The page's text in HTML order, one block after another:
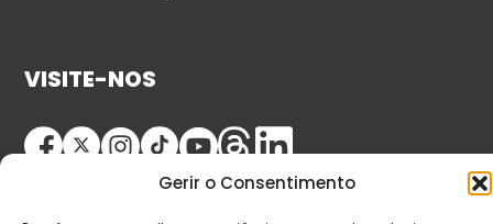
Gerir o Consentimento
VISITE-NOS